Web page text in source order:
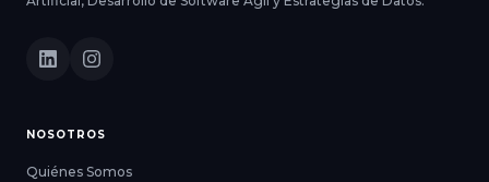
NOSOTROS
Quiénes Somos